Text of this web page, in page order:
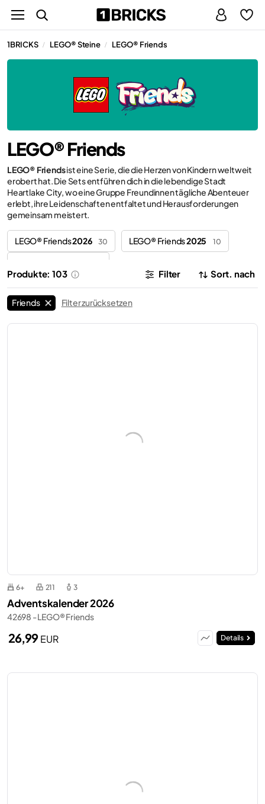
1BRICKS / LEGO® Steine / LEGO® Friends
LEGO® Friends
LEGO® Friendsist eine Serie, die die Herzen von Kindern weltweit
erobert hat. Die Sets entführen dich in die lebendige Stadt
Heartlake City, wo eine Gruppe Freundinnen tägliche Abenteuer
erlebt, ihre Leidenschaften entfaltet und Herausforderungen
gemeinsam meistert.
LEGO® Friends2026 30 LEGO® Friends2025 10
Produkte: 103 Filter Sort. nach
Friends Filter zurücksetzen
6+ 211 3
Adventskalender 2026
42698 - LEGO® Friends
26,99EUR Details